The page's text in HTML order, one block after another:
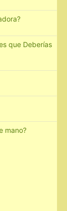
que Deberías
mano?